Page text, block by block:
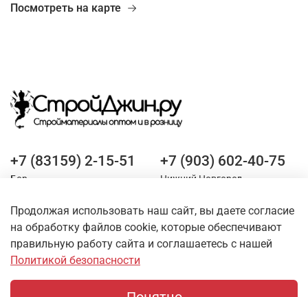
Посмотреть на карте
+7 (83159) 2-15-51
Бор
+7 (903) 602-40-75
Нижний Новгород
Оставайтесь на связи
Продолжая использовать наш сайт, вы даете согласие
на обработку файлов cookie, которые обеспечивают
правильную работу сайта и соглашаетесь с нашей
Политикой безопасности